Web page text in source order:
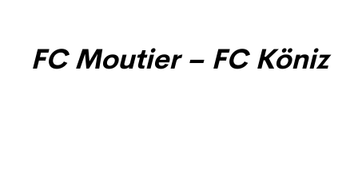
FC Moutier – FC Köniz